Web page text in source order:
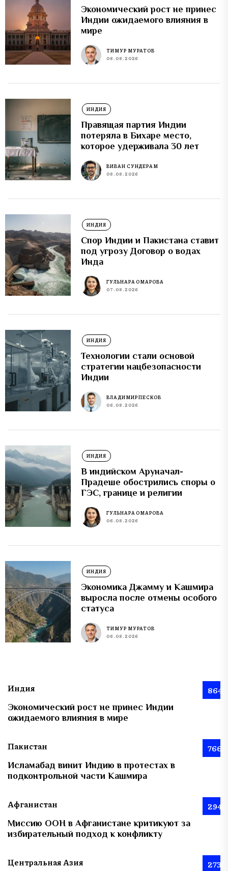
Экономический рост не принес
Индии ожидаемого влияния в
мире
ТИМУР МУРАТОВ
08.08.2026
ИНДИЯ
Правящая партия Индии
потеряла в Бихаре место,
которое удерживала 30 лет
ВИВАН СУНДЕРАМ
08.08.2026
ИНДИЯ
Спор Индии и Пакистана ставит
под угрозу Договор о водах
Инда
ГУЛЬНАРА ОМАРОВА
07.08.2026
ИНДИЯ
Технологии стали основой
стратегии нацбезопасности
Индии
ВЛАДИМИР ПЕСКОВ
06.08.2026
ИНДИЯ
В индийском Аруначал-
Прадеше обострились споры о
ГЭС, границе и религии
ГУЛЬНАРА ОМАРОВА
06.08.2026
ИНДИЯ
Экономика Джамму и Кашмира
выросла после отмены особого
статуса
ТИМУР МУРАТОВ
06.08.2026
Индия 864
Экономический рост не принес Индии
ожидаемого влияния в мире
Пакистан 766
Исламабад винит Индию в протестах в
подконтрольной части Кашмира
Афганистан 294
Миссию ООН в Афганистане критикуют за
избирательный подход к конфликту
Центральная Азия 273